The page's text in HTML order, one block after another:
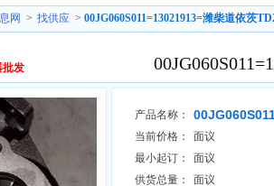
网 > 找供应 > 00JG060S011=13021913=潍柴道依茨
批发
产品名称：
当前价格：
面议
最小起订：
面议
供货总量：
面议